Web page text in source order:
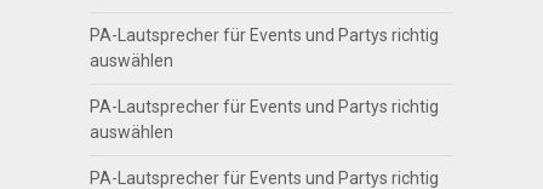
PA-Lautsprecher für Events und Partys richtig
auswählen
PA-Lautsprecher für Events und Partys richtig
auswählen
PA-Lautsprecher für Events und Partys richtig